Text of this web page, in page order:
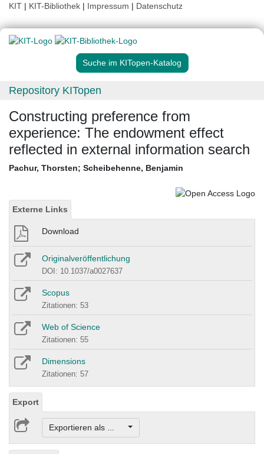
KIT | KIT-Bibliothek | Impressum | Datenschutz
Suche im KITopen-Katalog
Repository KITopen
Constructing preference from
experience: The endowment effect
reflected in external information search
Pachur, Thorsten; Scheibehenne, Benjamin
Externe Links
Download
Originalveröffentlichung
DOI: 10.1037/a0027637
Scopus
Zitationen: 53
Web of Science
Zitationen: 55
Dimensions
Zitationen: 57
Export
Exportieren als ...